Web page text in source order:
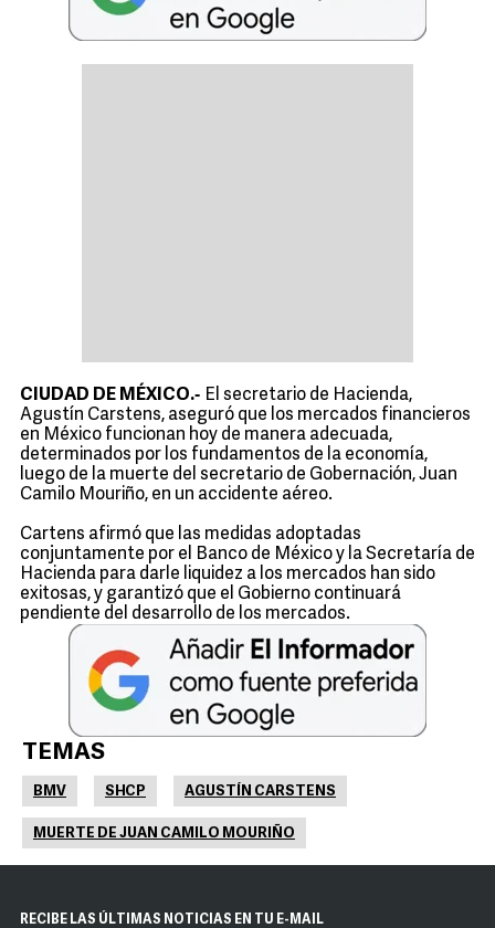
CIUDAD DE MÉXICO.- El secretario de Hacienda,
Agustín Carstens, aseguró que los mercados financieros
en México funcionan hoy de manera adecuada,
determinados por los fundamentos de la economía,
luego de la muerte del secretario de Gobernación, Juan
Camilo Mouriño, en un accidente aéreo.
Cartens afirmó que las medidas adoptadas
conjuntamente por el Banco de México y la Secretaría de
Hacienda para darle liquidez a los mercados han sido
exitosas, y garantizó que el Gobierno continuará
pendiente del desarrollo de los mercados.
TEMAS
BMV SHCP AGUSTÍN CARSTENS
MUERTE DE JUAN CAMILO MOURIÑO
RECIBE LAS ÚLTIMAS NOTICIAS EN TU E-MAIL